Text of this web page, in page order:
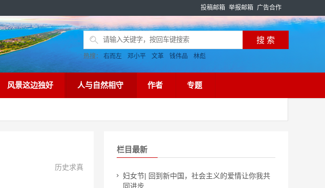
投稿邮箱 举报邮箱 广告合作
热搜： 右而左 邓小平 文革 钱伟品 林彪
风景这边独好 人与自然相守 作者 专题
历史求真
栏目最新
妇女节| 回到新中国，社会主义的爱情让你我共
同进步